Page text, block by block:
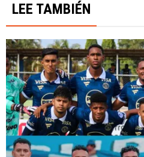
LEE TAMBIÉN